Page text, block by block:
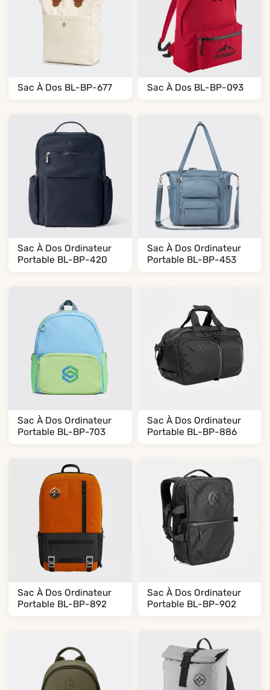
Sac À Dos BL-BP-677 Sac À Dos BL-BP-093
Sac À Dos Ordinateur
Portable BL-BP-420
Sac À Dos Ordinateur
Portable BL-BP-453
Sac À Dos Ordinateur
Portable BL-BP-703
Sac À Dos Ordinateur
Portable BL-BP-886
Sac À Dos Ordinateur
Portable BL-BP-892
Sac À Dos Ordinateur
Portable BL-BP-902